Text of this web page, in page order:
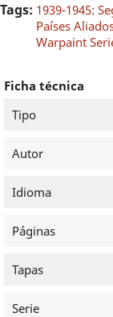
Tags: 1939-1945:
Países
Warpaint
Ficha técnica
Tipo
Autor
Idioma
Páginas
Tapas
Serie